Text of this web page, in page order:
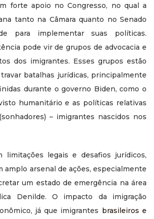
forte apoio no Congresso, no qual a
tanto na Câmara quanto no Senado
para implementar suas políticas.
pode vir de grupos de advocacia e
dos imigrantes. Esses grupos estão
batalhas jurídicas, principalmente
durante o governo Biden, como o
humanitário e as políticas relativas
– imigrantes nascidos nos
limitações legais e desafios jurídicos,
amplo arsenal de ações, especialmente
um estado de emergência na área
Denilde. O impacto da imigração
já que imigrantes brasileiros e